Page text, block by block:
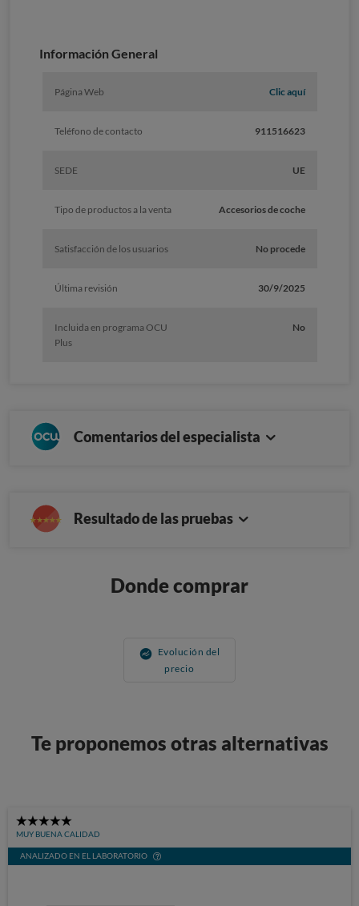
Información General
Página Web Clic aquí
Teléfono de contacto 911516623
SEDE UE
Tipo de productos a la venta Accesorios de coche
Satisfacción de los usuarios No procede
Última revisión 30/9/2025
Incluida en programa OCU
Plus
No
Comentarios del especialista
Resultado de las pruebas
Donde comprar
Evolución del
precio
Te proponemos otras alternativas
5
Stars
MUY BUENA CALIDAD
ANALIZADO EN EL LABORATORIO